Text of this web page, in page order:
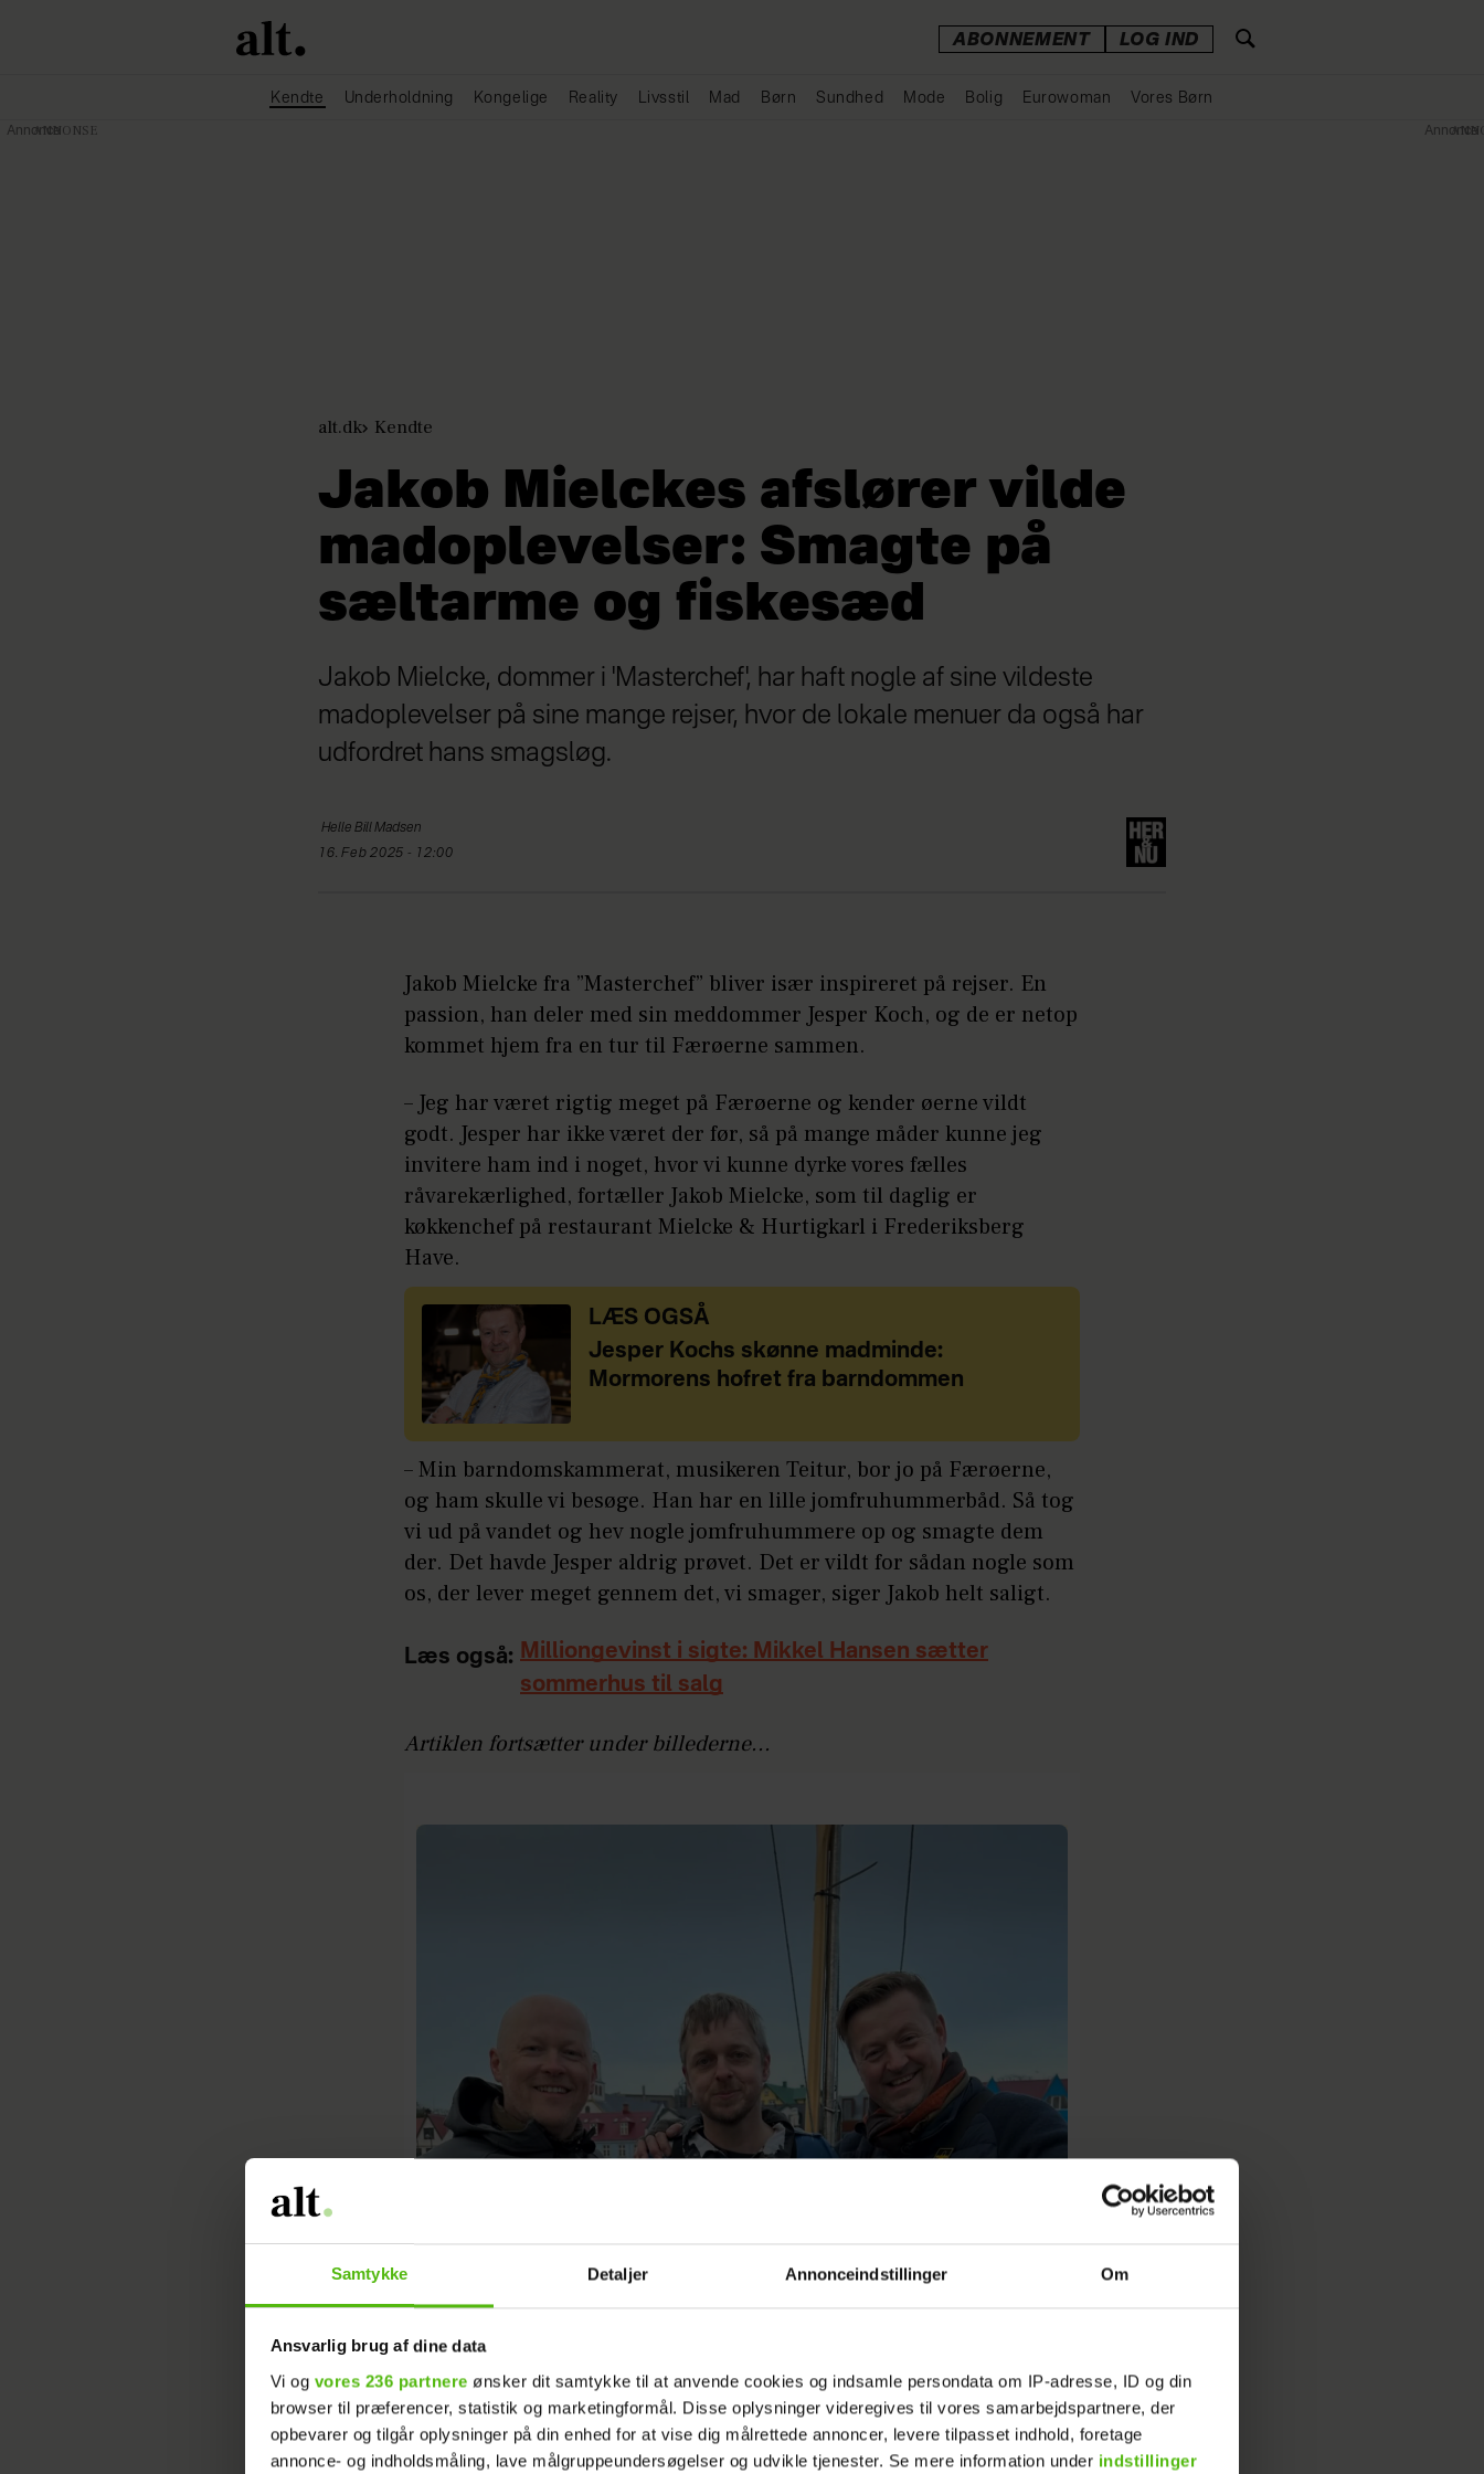
Samtykke Detaljer Annonceindstillinger Om
Ansvarlig brug af dine data
Vi og vores 236 partnere ønsker dit samtykke til at anvende cookies og indsamle persondata om IP-adresse, ID og din
browser til præferencer, statistik og marketingformål. Disse oplysninger videregives til vores samarbejdspartnere, der
opbevarer og tilgår oplysninger på din enhed for at vise dig målrettede annoncer, levere tilpasset indhold, foretage
annonce- og indholdsmåling, lave målgruppeundersøgelser og udvikle tjenester. Se mere information under indstillinger
ABONNEMENT LOG IND
Kendte Underholdning Kongelige Reality Livsstil Mad Børn Sundhed Mode Bolig Eurowoman Vores Børn
alt.dk Kendte
Jakob Mielckes afslører vilde
madoplevelser: Smagte på
sæltarme og fiskesæd
Jakob Mielcke, dommer i 'Masterchef', har haft nogle af sine vildeste
madoplevelser på sine mange rejser, hvor de lokale menuer da også har
udfordret hans smagsløg.
Helle Bill Madsen
16. Feb 2025 - 12:00
Jakob Mielcke fra ”Masterchef” bliver især inspireret på rejser. En
passion, han deler med sin meddommer Jesper Koch, og de er netop
kommet hjem fra en tur til Færøerne sammen.
– Jeg har været rigtig meget på Færøerne og kender øerne vildt
godt. Jesper har ikke været der før, så på mange måder kunne jeg
invitere ham ind i noget, hvor vi kunne dyrke vores fælles
råvarekærlighed, fortæller Jakob Mielcke, som til daglig er
køkkenchef på restaurant Mielcke & Hurtigkarl i Frederiksberg
Have.
LÆS OGSÅ
Jesper Kochs skønne madminde:
Mormorens hofret fra barndommen
– Min barndomskammerat, musikeren Teitur, bor jo på Færøerne,
og ham skulle vi besøge. Han har en lille jomfruhummerbåd. Så tog
vi ud på vandet og hev nogle jomfruhummere op og smagte dem
der. Det havde Jesper aldrig prøvet. Det er vildt for sådan nogle som
os, der lever meget gennem det, vi smager, siger Jakob helt saligt.
Læs også: Milliongevinst i sigte: Mikkel Hansen sætter
sommerhus til salg
Artiklen fortsætter under billederne...
Annonce Annonce